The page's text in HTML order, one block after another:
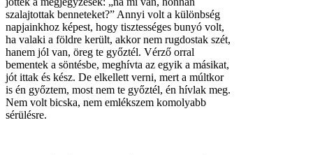
szalajtottak benneteket?” Annyi volt a különbség
napjainkhoz képest, hogy tisztességes bunyó volt,
ha valaki a földre került, akkor nem rugdostak szét,
hanem jól van, öreg te győztél. Vérző orral
bementek a söntésbe, meghívta az egyik a másikat,
jót ittak és kész. De elkellett verni, mert a múltkor
is én győztem, most nem te győztél, én hívlak meg.
Nem volt bicska, nem emlékszem komolyabb
sérülésre.